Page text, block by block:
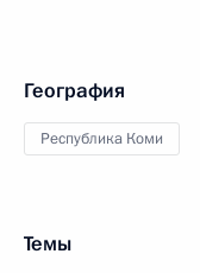
География
Республика Коми
Темы